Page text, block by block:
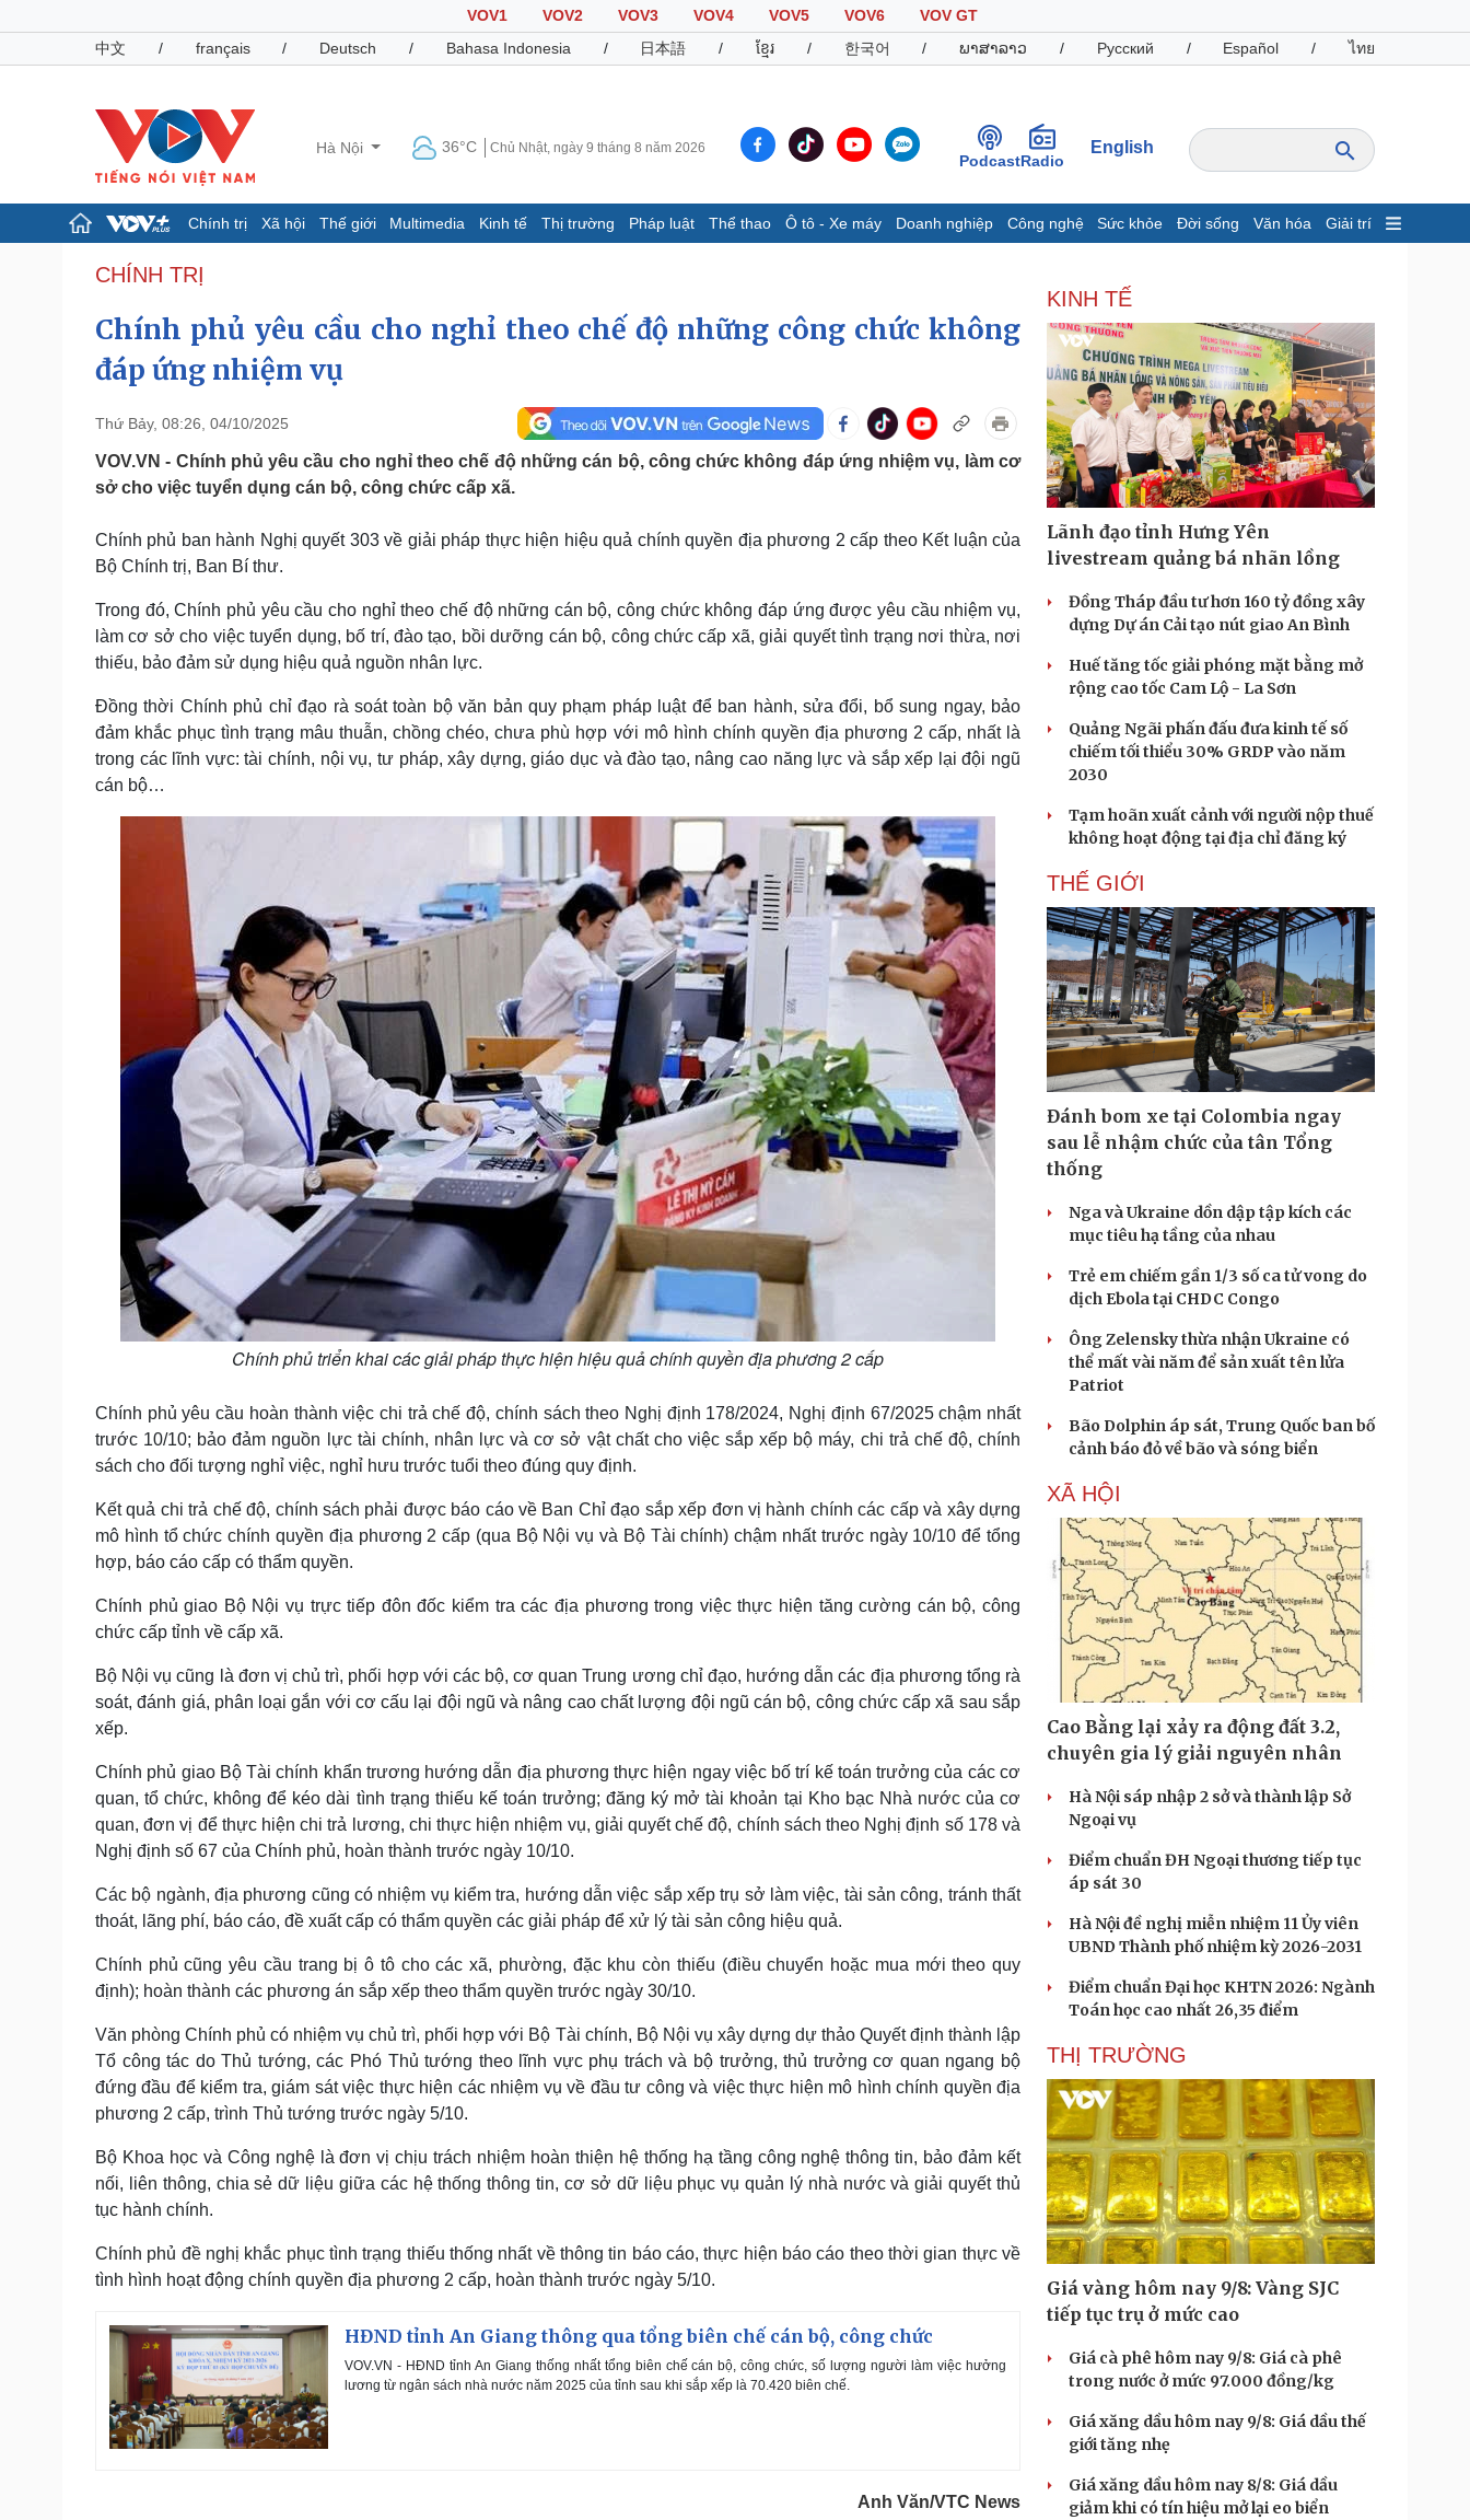
VOV1 VOV2 VOV3 VOV4 VOV5 VOV6
VOV GT
中文
/ français / Deutsch / Bahasa Indonesia / 日本語 / ខ្មែរ / 한국어 / ພາສາລາວ / Русский / Español / ไทย
Hà Nội 36°C Chủ Nhật, ngày 9 tháng 8 năm 2026
PodcastRadio
English
Chính trị Xã hội Thế giới Multimedia Kinh tế Thị trường Pháp luật Thể thao Ô tô - Xe máy Doanh nghiệp Công nghệ Sức khỏe Đời sống Văn hóa Giải trí
Chính trị
Tổ chức nhân sự
Quốc hội
Nhận diện sự thật
Dự báo thời tiết
Giáo dục
Dấu ấn VOV
Việc làm
Cuộc sống đó đây
Hồ sơ
Ảnh
E-Magazine
Bất động sản
Khởi nghiệp
Tiêu dùng
Tỷ giá
Chứng khoán
Giá cà phê
Pháp luật
Vụ án
Quân sự - Quốc phòng
Vũ khí
Việt Nam
Thể thao
eSports
Ô tô - Xe máy
Doanh nghiệp
Thông tin doanh nghiệp
Doanh nghiệp 24h
Doanh nhân
Vì cộng đồng
Công nghệ
Sành điệu
Tin Công nghệ
Trải nghiệm
Chuyển đổi số
Sức khỏe
Dinh dưỡng - món ngon
Cây thuốc
Nhi khoa
Nam khoa
Làm đẹp - giảm cân
Phòng mạch online
Ăn sạch sống khỏe
Đời sống
Nhà đẹp
Blog
Văn hóa
Sân khấu - Điện ảnh
Di sản
Giải trí
Nghệ sĩ
Du lịch
Tư vấn
Podcast
Câu chuyện thời sự
Đọc truyện đêm khuya
Cửa sổ tình yêu
Hạt giống tâm hồn
CHÍNH TRỊ
Chính phủ yêu cầu cho nghỉ theo chế độ những công chức không
đáp ứng nhiệm vụ
Thứ Bảy, 08:26, 04/10/2025
VOV.VN - Chính phủ yêu cầu cho nghỉ theo chế độ những cán bộ, công chức không đáp ứng nhiệm vụ, làm cơ
sở cho việc tuyển dụng cán bộ, công chức cấp xã.
Chính phủ ban hành Nghị quyết 303 về giải pháp thực hiện hiệu quả chính quyền địa phương 2 cấp theo Kết luận của
Bộ Chính trị, Ban Bí thư.
Trong đó, Chính phủ yêu cầu cho nghỉ theo chế độ những cán bộ, công chức không đáp ứng được yêu cầu nhiệm vụ,
làm cơ sở cho việc tuyển dụng, bố trí, đào tạo, bồi dưỡng cán bộ, công chức cấp xã, giải quyết tình trạng nơi thừa, nơi
thiếu, bảo đảm sử dụng hiệu quả nguồn nhân lực.
Đồng thời Chính phủ chỉ đạo rà soát toàn bộ văn bản quy phạm pháp luật để ban hành, sửa đổi, bổ sung ngay, bảo
đảm khắc phục tình trạng mâu thuẫn, chồng chéo, chưa phù hợp với mô hình chính quyền địa phương 2 cấp, nhất là
trong các lĩnh vực: tài chính, nội vụ, tư pháp, xây dựng, giáo dục và đào tạo, nâng cao năng lực và sắp xếp lại đội ngũ
cán bộ…
Chính phủ triển khai các giải pháp thực hiện hiệu quả chính quyền địa phương 2 cấp
Chính phủ yêu cầu hoàn thành việc chi trả chế độ, chính sách theo Nghị định 178/2024, Nghị định 67/2025 chậm nhất
trước 10/10; bảo đảm nguồn lực tài chính, nhân lực và cơ sở vật chất cho việc sắp xếp bộ máy, chi trả chế độ, chính
sách cho đối tượng nghỉ việc, nghỉ hưu trước tuổi theo đúng quy định.
Kết quả chi trả chế độ, chính sách phải được báo cáo về Ban Chỉ đạo sắp xếp đơn vị hành chính các cấp và xây dựng
mô hình tổ chức chính quyền địa phương 2 cấp (qua Bộ Nội vụ và Bộ Tài chính) chậm nhất trước ngày 10/10 để tổng
hợp, báo cáo cấp có thẩm quyền.
Chính phủ giao Bộ Nội vụ trực tiếp đôn đốc kiểm tra các địa phương trong việc thực hiện tăng cường cán bộ, công
chức cấp tỉnh về cấp xã.
Bộ Nội vụ cũng là đơn vị chủ trì, phối hợp với các bộ, cơ quan Trung ương chỉ đạo, hướng dẫn các địa phương tổng rà
soát, đánh giá, phân loại gắn với cơ cấu lại đội ngũ và nâng cao chất lượng đội ngũ cán bộ, công chức cấp xã sau sắp
xếp.
Chính phủ giao Bộ Tài chính khẩn trương hướng dẫn địa phương thực hiện ngay việc bố trí kế toán trưởng của các cơ
quan, tổ chức, không để kéo dài tình trạng thiếu kế toán trưởng; đăng ký mở tài khoản tại Kho bạc Nhà nước của cơ
quan, đơn vị để thực hiện chi trả lương, chi thực hiện nhiệm vụ, giải quyết chế độ, chính sách theo Nghị định số 178 và
Nghị định số 67 của Chính phủ, hoàn thành trước ngày 10/10.
Các bộ ngành, địa phương cũng có nhiệm vụ kiểm tra, hướng dẫn việc sắp xếp trụ sở làm việc, tài sản công, tránh thất
thoát, lãng phí, báo cáo, đề xuất cấp có thẩm quyền các giải pháp để xử lý tài sản công hiệu quả.
Chính phủ cũng yêu cầu trang bị ô tô cho các xã, phường, đặc khu còn thiếu (điều chuyển hoặc mua mới theo quy
định); hoàn thành các phương án sắp xếp theo thẩm quyền trước ngày 30/10.
Văn phòng Chính phủ có nhiệm vụ chủ trì, phối hợp với Bộ Tài chính, Bộ Nội vụ xây dựng dự thảo Quyết định thành lập
Tổ công tác do Thủ tướng, các Phó Thủ tướng theo lĩnh vực phụ trách và bộ trưởng, thủ trưởng cơ quan ngang bộ
đứng đầu để kiểm tra, giám sát việc thực hiện các nhiệm vụ về đầu tư công và việc thực hiện mô hình chính quyền địa
phương 2 cấp, trình Thủ tướng trước ngày 5/10.
Bộ Khoa học và Công nghệ là đơn vị chịu trách nhiệm hoàn thiện hệ thống hạ tầng công nghệ thông tin, bảo đảm kết
nối, liên thông, chia sẻ dữ liệu giữa các hệ thống thông tin, cơ sở dữ liệu phục vụ quản lý nhà nước và giải quyết thủ
tục hành chính.
Chính phủ đề nghị khắc phục tình trạng thiếu thống nhất về thông tin báo cáo, thực hiện báo cáo theo thời gian thực về
tình hình hoạt động chính quyền địa phương 2 cấp, hoàn thành trước ngày 5/10.
HĐND tỉnh An Giang thông qua tổng biên chế cán bộ, công chức
VOV.VN - HĐND tỉnh An Giang thống nhất tổng biên chế cán bộ, công chức, số lượng người làm việc hưởng
lương từ ngân sách nhà nước năm 2025 của tỉnh sau khi sắp xếp là 70.420 biên chế.
Anh Văn/VTC News
KINH TẾ
Lãnh đạo tỉnh Hưng Yên
livestream quảng bá nhãn lồng
Đồng Tháp đầu tư hơn 160 tỷ đồng xây
dựng Dự án Cải tạo nút giao An Bình
Huế tăng tốc giải phóng mặt bằng mở
rộng cao tốc Cam Lộ - La Sơn
Quảng Ngãi phấn đấu đưa kinh tế số
chiếm tối thiểu 30% GRDP vào năm
2030
Tạm hoãn xuất cảnh với người nộp thuế
không hoạt động tại địa chỉ đăng ký
THẾ GIỚI
Đánh bom xe tại Colombia ngay
sau lễ nhậm chức của tân Tổng
thống
Nga và Ukraine dồn dập tập kích các
mục tiêu hạ tầng của nhau
Trẻ em chiếm gần 1/3 số ca tử vong do
dịch Ebola tại CHDC Congo
Ông Zelensky thừa nhận Ukraine có
thể mất vài năm để sản xuất tên lửa
Patriot
Bão Dolphin áp sát, Trung Quốc ban bố
cảnh báo đỏ về bão và sóng biển
XÃ HỘI
Cao Bằng lại xảy ra động đất 3.2,
chuyên gia lý giải nguyên nhân
Hà Nội sáp nhập 2 sở và thành lập Sở
Ngoại vụ
Điểm chuẩn ĐH Ngoại thương tiếp tục
áp sát 30
Hà Nội đề nghị miễn nhiệm 11 Ủy viên
UBND Thành phố nhiệm kỳ 2026-2031
Điểm chuẩn Đại học KHTN 2026: Ngành
Toán học cao nhất 26,35 điểm
THỊ TRƯỜNG
Giá vàng hôm nay 9/8: Vàng SJC
tiếp tục trụ ở mức cao
Giá cà phê hôm nay 9/8: Giá cà phê
trong nước ở mức 97.000 đồng/kg
Giá xăng dầu hôm nay 9/8: Giá dầu thế
giới tăng nhẹ
Giá xăng dầu hôm nay 8/8: Giá dầu
giảm khi có tín hiệu mở lại eo biển